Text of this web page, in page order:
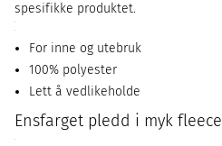
spesifikke produktet.
For inne og utebruk
100% polyester
Lett å vedlikeholde
Ensfarget pledd i myk